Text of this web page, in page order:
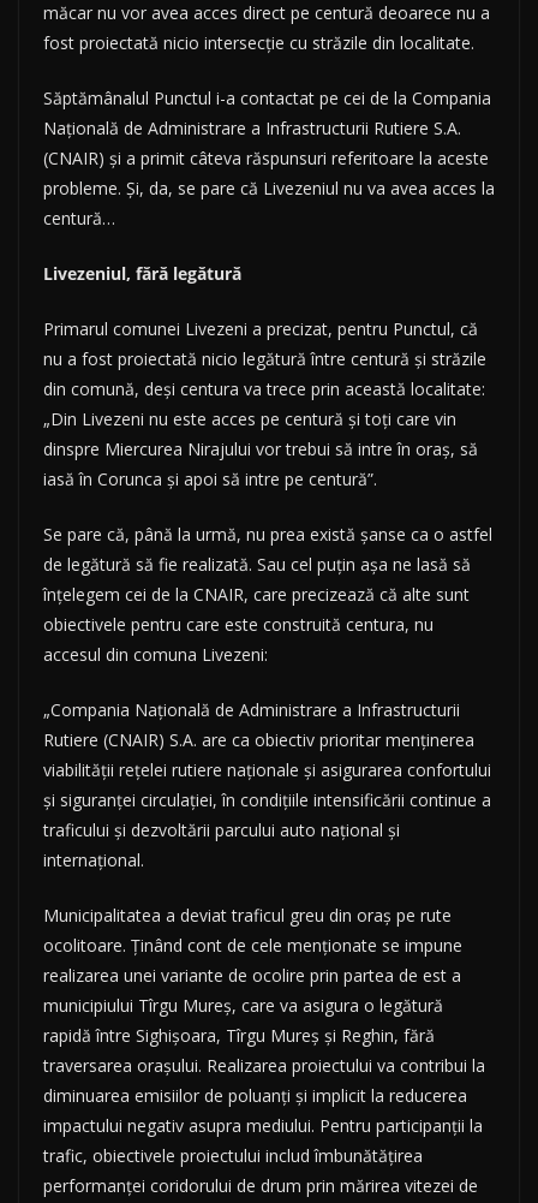
măcar nu vor avea acces direct pe centură deoarece nu a
fost proiectată nicio intersecţie cu străzile din localitate.
Săptămânalul Punctul i-a contactat pe cei de la Compania
Națională de Administrare a Infrastructurii Rutiere S.A.
(CNAIR) și a primit câteva răspunsuri referitoare la aceste
probleme. Şi, da, se pare că Livezeniul nu va avea acces la
centură…
Livezeniul, fără legătură
Primarul comunei Livezeni a precizat, pentru Punctul, că
nu a fost proiectată nicio legătură între centură și străzile
din comună, deși centura va trece prin această localitate:
„Din Livezeni nu este acces pe centură şi toţi care vin
dinspre Miercurea Nirajului vor trebui să intre în oraş, să
iasă în Corunca şi apoi să intre pe centură”.
Se pare că, până la urmă, nu prea există șanse ca o astfel
de legătură să fie realizată. Sau cel puțin așa ne lasă să
înțelegem cei de la CNAIR, care precizează că alte sunt
obiectivele pentru care este construită centura, nu
accesul din comuna Livezeni:
„Compania Națională de Administrare a Infrastructurii
Rutiere (CNAIR) S.A. are ca obiectiv prioritar menținerea
viabilității rețelei rutiere naționale și asigurarea confortului
și siguranței circulației, în condițiile intensificării continue a
traficului și dezvoltării parcului auto național și
internațional.
Municipalitatea a deviat traficul greu din oraș pe rute
ocolitoare. Ținând cont de cele menționate se impune
realizarea unei variante de ocolire prin partea de est a
municipiului Tîrgu Mureș, care va asigura o legătură
rapidă între Sighișoara, Tîrgu Mureș și Reghin, fără
traversarea orașului. Realizarea proiectului va contribui la
diminuarea emisiilor de poluanți și implicit la reducerea
impactului negativ asupra mediului. Pentru participanții la
trafic, obiectivele proiectului includ îmbunătățirea
performanței coridorului de drum prin mărirea vitezei de